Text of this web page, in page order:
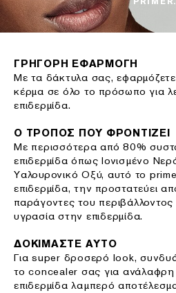
ΓΡΗΓΟΡΗ ΕΦΑΡΜΟΓΗ
Με τα δάκτυλα σας,
κέρμα σε όλο το πρόσωπο για
επιδερμίδα.
Ο ΤΡΟΠΟΣ ΠΟΥ ΦΡΟΝΤΙΖΕΙ
Με περισσότερα από 80%
επιδερμίδα όπως Ιονισμένο
Υαλουρονικό Οξύ, αυτό το
επιδερμίδα, την προστατεύει
παράγοντες του περιβάλλοντος
υγρασία στην επιδερμίδα.
ΔΟΚΙΜΑΣΤΕ ΑΥΤΟ
Για super δροσερό look,
το concealer σας για ανάλαφρη
επιδερμίδα λαμπερό